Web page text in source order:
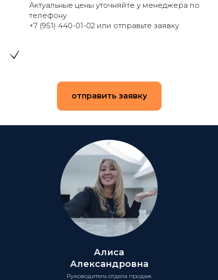
Актуальные цены уточняйте у менеджера по
телефону
+7 (951) 440-01-02 или отправьте заявку
отправить заявку
Алиса
Александровна
Руководитель отдела продаж